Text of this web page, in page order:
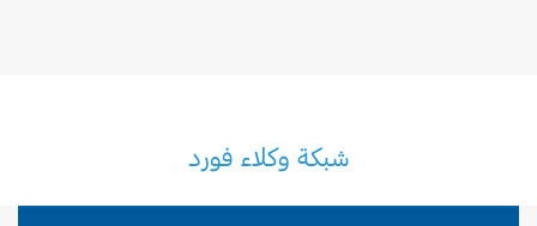
شبكة وكلاء فورد